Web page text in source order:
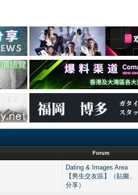
Forum
Dating & Images Area
【男生交友區】（貼圖、
分享）